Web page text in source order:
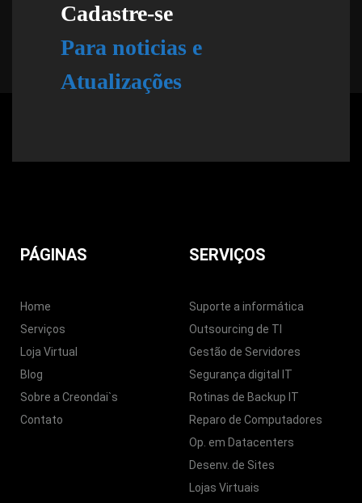
Cadastre-se
Para noticias e
Atualizações
PÁGINAS
Home
Serviços
Loja Virtual
Blog
Sobre a Creondai`s
Contato
SERVIÇOS
Suporte a informática
Outsourcing de TI
Gestão de Servidores
Segurança digital IT
Rotinas de Backup IT
Reparo de Computadores
Op. em Datacenters
Desenv. de Sites
Lojas Virtuais